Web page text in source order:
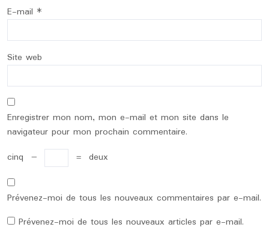
E-mail *
Site web
Enregistrer mon nom, mon e-mail et mon site dans le
navigateur pour mon prochain commentaire.
cinq − = deux
Prévenez-moi de tous les nouveaux commentaires par e-mail.
Prévenez-moi de tous les nouveaux articles par e-mail.